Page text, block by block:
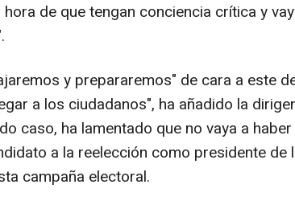
de que tengan conciencia crítica y
y prepararemos" de cara a este
a los ciudadanos", ha añadido la
caso, ha lamentado que no vaya a
a la reelección como presidente de
campaña electoral.